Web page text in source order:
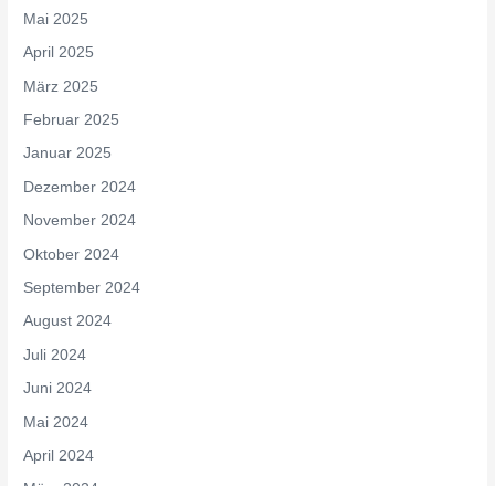
Mai 2025
April 2025
März 2025
Februar 2025
Januar 2025
Dezember 2024
November 2024
Oktober 2024
September 2024
August 2024
Juli 2024
Juni 2024
Mai 2024
April 2024